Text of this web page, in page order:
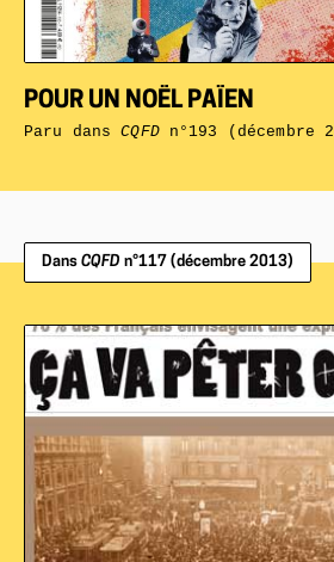
POUR UN NOËL PAÏEN
Paru dansCQFDn°193 (décembre
Dans CQFD n°117 (décembre 2013)